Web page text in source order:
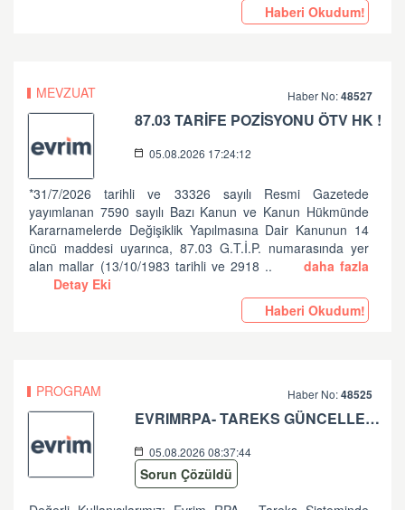
Haberi Okudum!
MEVZUAT Haber No:48527
87.03 TARİFE POZİSYONU ÖTV HK !
05.08.2026 17:24:12
*31/7/2026 tarihli ve 33326 sayılı Resmi Gazetede
yayımlanan 7590 sayılı Bazı Kanun ve Kanun Hükmünde
Kararnamelerde Değişiklik Yapılmasına Dair Kanunun 14
üncü maddesi uyarınca, 87.03 G.T.İ.P. numarasında yer
alan mallar (13/10/1983 tarihli ve 2918 ..
daha fazla
Detay Eki
Haberi Okudum!
PROGRAM Haber No:48525
EVRIMRPA- TAREKS GÜNCELLEMESI HAKKINDA (V: 11.50.2.6 BU VERSIYONDA EVRIMRPA- TAREKS MODULÜNDE GÜNCELLEME YAPILMIŞTIR. )
05.08.2026 08:37:44
Sorun Çözüldü